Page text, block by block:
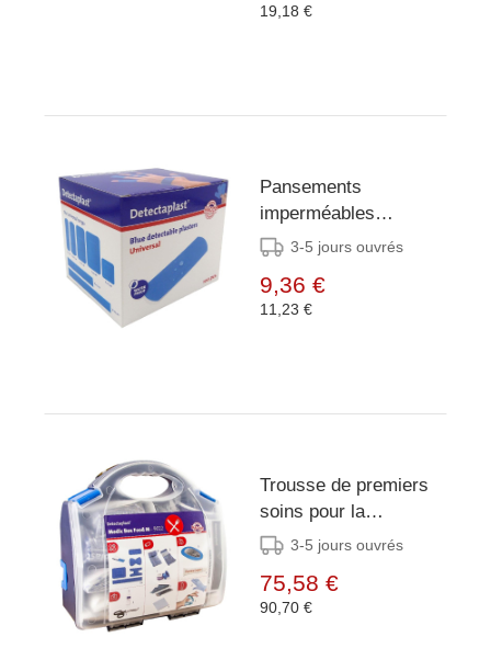
19,18 €
Pansements
imperméables
Detectaplast
3-5 jours ouvrés
9,36 €
11,23 €
Trousse de premiers
soins pour la
restauration
3-5 jours ouvrés
75,58 €
90,70 €